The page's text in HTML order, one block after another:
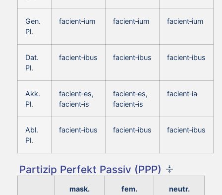
Gen.
Pl.
facient‑ium facient‑ium facient‑ium
Dat.
Pl.
facient‑ibus facient‑ibus facient‑ibus
Akk.
Pl.
facient‑es,
facient‑is
facient‑es,
facient‑is
facient‑ia
Abl.
Pl.
facient‑ibus facient‑ibus facient‑ibus
Partizip Perfekt Passiv (PPP)
mask. fem. neutr.